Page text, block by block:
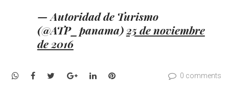
— Autoridad de Turismo
(@ATP_panama)25 de noviembre
de 2016
WhatsApp
Facebook
TwitterGoogle+LinkedInPinterest 0 comments